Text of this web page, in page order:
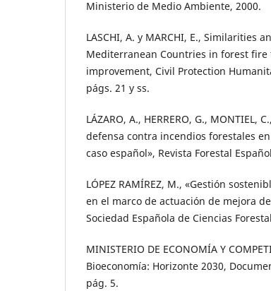
Ministerio de Medio Ambiente, 2000.
LASCHI, A. y MARCHI, E., Similarities
Mediterranean Countries in forest
improvement, Civil Protection
págs. 21 y ss.
LÁZARO, A., HERRERO, G., MONTIEL,
defensa contra incendios forestales
caso español», Revista Forestal
LÓPEZ RAMÍREZ, M., «Gestión
en el marco de actuación de mejora
Sociedad Española de Ciencias
MINISTERIO DE ECONOMÍA Y
Bioeconomía: Horizonte 2030,
pág. 5.